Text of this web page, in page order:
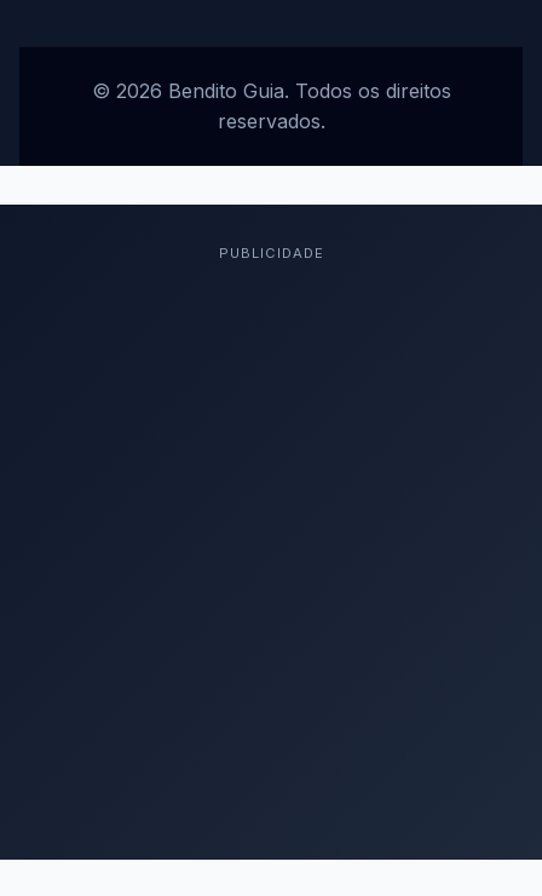
© 2026 Bendito Guia. Todos os direitos
reservados.